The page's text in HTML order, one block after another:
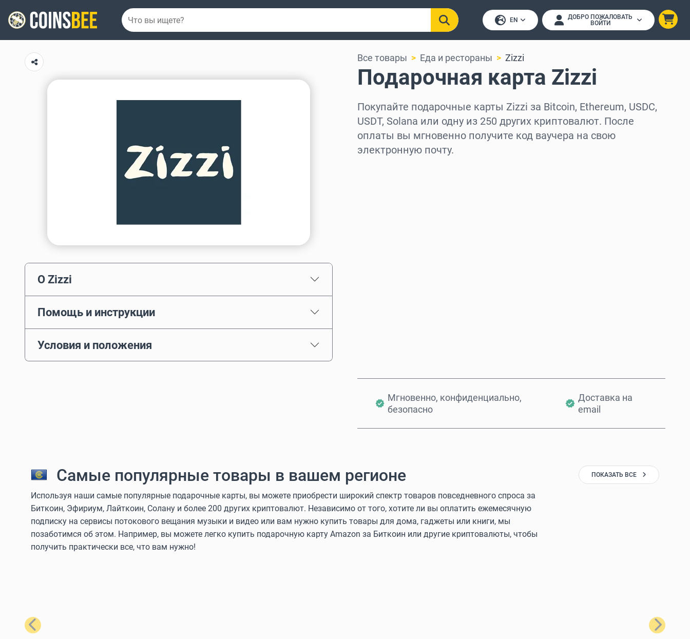
EN
ДОБРО ПОЖАЛОВАТЬ
ВОЙТИ
О Zizzi
Помощь и инструкции
Условия и положения
Все товары Еда и рестораны Zizzi
Подарочная карта Zizzi
Покупайте подарочные карты Zizzi за Bitcoin, Ethereum, USDC,
USDT, Solana или одну из 250 других криптовалют. После
оплаты вы мгновенно получите код ваучера на свою
электронную почту.
Мгновенно, конфиденциально,
безопасно
Доставка на
email
Самые популярные товары в вашем регионе
Используя наши самые популярные подарочные карты, вы можете приобрести широкий спектр товаров повседневного спроса за
Биткоин, Эфириум, Лайткоин, Солану и более 200 других криптовалют. Независимо от того, хотите ли вы оплатить ежемесячную
подписку на сервисы потокового вещания музыки и видео или вам нужно купить товары для дома, гаджеты или книги, мы
позаботимся об этом. Например, вы можете легко купить подарочную карту Amazon за Биткоин или другие криптовалюты, чтобы
получить практически все, что вам нужно!
ПОКАЗАТЬ ВСЕ
Назад Далее